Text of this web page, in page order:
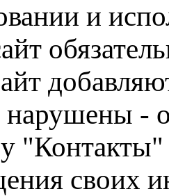
и
-
"Контакты"
своих